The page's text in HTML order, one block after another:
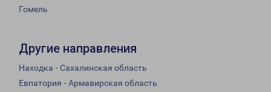
Гомель
Другие направления
Находка - Сахалинская область
Евпатория - Армавирская область